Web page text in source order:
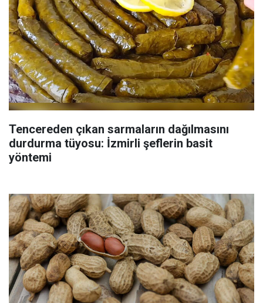
Tencereden çıkan sarmaların dağılmasını
durdurma tüyosu: İzmirli şeflerin basit
yöntemi